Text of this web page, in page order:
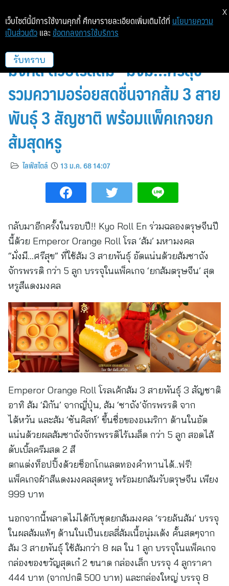
Kyo Roll En ต้อนรับตรุษจีนมหา
มงคล ด้วยโรลส้ม “มั่งมี…ศรีสุข”
รวมความอร่อยสดชื่นจากส้ม 3 สาย
พันธุ์ 3 สัญชาติ พร้อมแพ็คเกจยก
ส้มสุดหรู
ไลฟ์สไตล์ 13 ม.ค. 68 14:07
กลับมาอีกครั้งในรอบปี!! Kyo Roll En ร่วมฉลองตรุษจีนปี
นี้ด้วย Emperor Orange Roll โรล ‘ส้ม’ มหามงคล
“มั่งมี…ศรีสุข” ที่ใช้ส้ม 3 สายพันธุ์ อัดแน่นด้วยส้มซาถัง
จักรพรรดิ กว่า 5 ลูก บรรจุในแพ็คเกจ ‘ยกส้มตรุษจีน’ สุด
หรูสีแดงมงคล
Emperor Orange Roll โรลเค้กส้ม 3 สายพันธุ์ 3 สัญชาติ
อาทิ ส้ม ‘มิกัน’ จากญี่ปุ่น, ส้ม ‘ซาถัง’จักรพรรดิ จาก
ไต้หวัน และส้ม ‘ซันคิสท์’ ขึ้นชื่อของอเมริกา ด้านในอัด
แน่นด้วยผลส้มซาถังจักรพรรดิไร้เมล็ด กว่า 5 ลูก สอดไส้
ดับเบิ้ลครีมสด 2 สี
ตกแต่งท็อปปิ้งด้วยช็อกโกแลตทองคำทานได้..ฟรี!
แพ็คเกจผ้าสีแดงมงคลสุดหรู พร้อมยกส้มรับตรุษจีน เพียง
999 บาท
นอกจากนี้พลาดไม่ได้กับชุดยกส้มมงคล ‘รวยล้นส้ม’ บรรจุ
ในผลส้มแท้ๆ ด้านในเป็นเยลลี่ส้มเนื้อนุ่มเด้ง คั้นสดๆจาก
ส้ม 3 สายพันธุ์ ใช้ส้มกว่า 8 ผล ใน 1 ลูก บรรจุในแพ็คเกจ
กล่องของขวัญสุดเก๋ 2 ขนาด กล่องเล็ก บรรจุ 4 ลูกราคา
444 บาท (จากปกติ 500 บาท) และกล่องใหญ่ บรรจุ 8
เว็บไซต์นี้มีการใช้งานคุกกี้ ศึกษารายละเอียดเพิ่มเติมได้ที่ นโยบายความ
เป็นส่วนตัว และ ข้อตกลงการใช้บริการ
รับทราบ
X